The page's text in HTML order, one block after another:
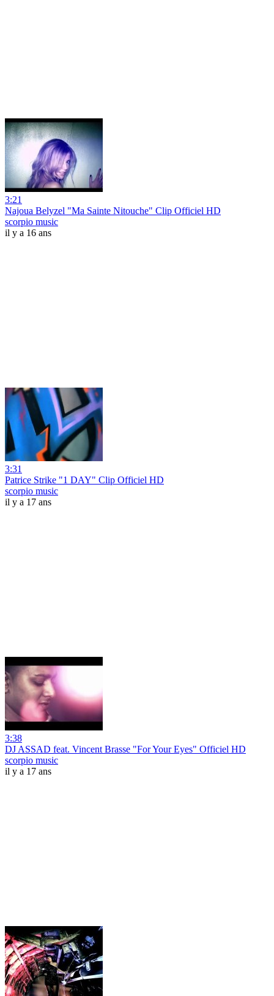
3:21
Najoua Belyzel "Ma Sainte Nitouche" Clip Officiel HD
scorpio music
il y a 16 ans
3:31
Patrice Strike "1 DAY" Clip Officiel HD
scorpio music
il y a 17 ans
3:38
DJ ASSAD feat. Vincent Brasse "For Your Eyes" Officiel HD
scorpio music
il y a 17 ans